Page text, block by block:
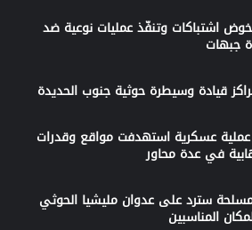
اشتباكات وتنفّذ عمليات نوعية ضد
جبهات
قيادة وسيطرة حوثية جنوب الحديدة
عملية عسكرية استهدفت مواقع وقدرات
في عدة محاور
سترد على عدوان مليشيا الحوثي
المناسبين